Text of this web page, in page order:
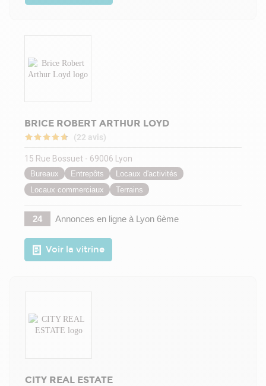
BRICE ROBERT ARTHUR LOYD
(22 avis)
15 Rue Bossuet - 69006 Lyon
Bureaux Entrepôts
Locaux d'activités
Locaux commerciaux
Terrains
24 Annonces en ligneà Lyon 6ème
Voir la vitrine
CITY REAL ESTATE